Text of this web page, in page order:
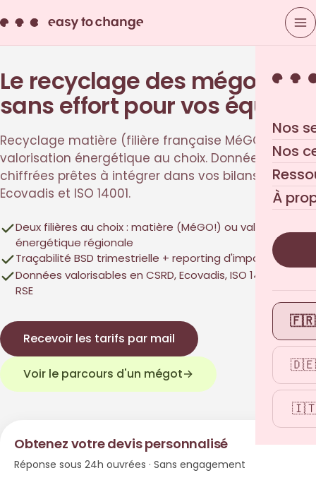
Nos
Nos
À
🇫🇷
🇩🇪
Le recyclage des mégots,
sans effort pour vos équipes
Recyclage matière (filière française MéGO!) ou
valorisation énergétique au choix. Données
chiffrées prêtes à intégrer dans vos bilans CSRD,
Ecovadis et ISO 14001.
Deux filières au choix : matière (MéGO!) ou valorisation
énergétique régionale
Traçabilité BSD trimestrielle + reporting d'impact CO₂
Données valorisables en CSRD, Ecovadis, ISO 14001, bilan
RSE
Recevoir les tarifs par mail
Voir le parcours d'un mégot→
Obtenez votre devis personnalisé
Réponse sous 24h ouvrées · Sans engagement